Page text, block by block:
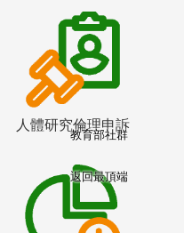
人體研究倫理申訴
教育部社群
返回最頂端